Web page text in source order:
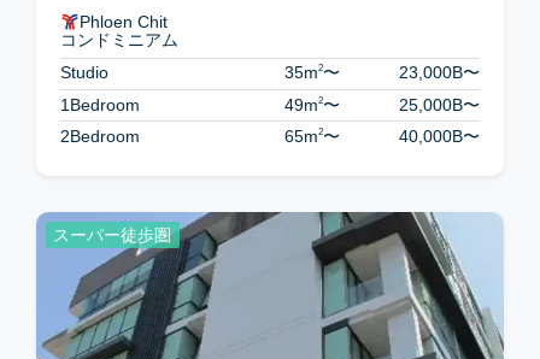
Phloen Chit
コンドミニアム
Studio
35m2〜 23,000B〜
1Bedroom
49m2〜 25,000B〜
2Bedroom
65m2〜 40,000B〜
スーパー徒歩圏